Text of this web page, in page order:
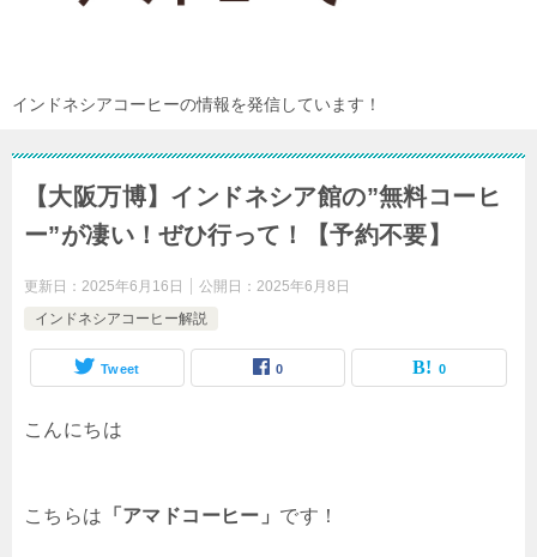
インドネシアコーヒーの情報を発信しています！
【大阪万博】インドネシア館の”無料コーヒ
ー”が凄い！ぜひ行って！【予約不要】
更新日： 2025年6月16日 公開日： 2025年6月8日
インドネシアコーヒー解説
Tweet 0 0
こんにちは
こちらは 「アマドコーヒー」 です！